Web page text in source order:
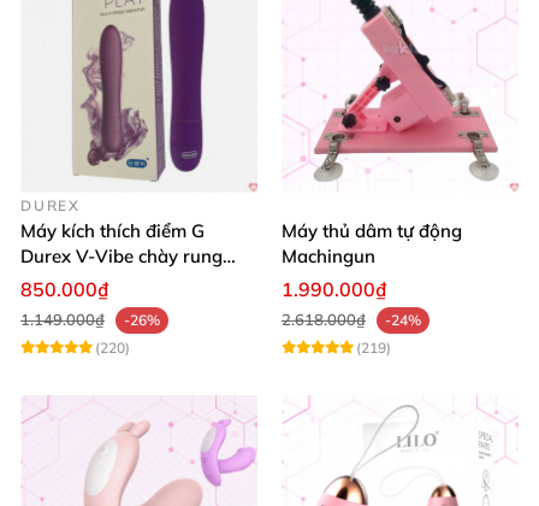
DUREX
Máy kích thích điểm G
Durex V-Vibe chày rung
tinh yêu không dây cao cấp
850.000₫
1.149.000₫
-26%
(220)
Máy thủ dâm tự động
Machingun
1.990.000₫
2.618.000₫
-24%
(219)